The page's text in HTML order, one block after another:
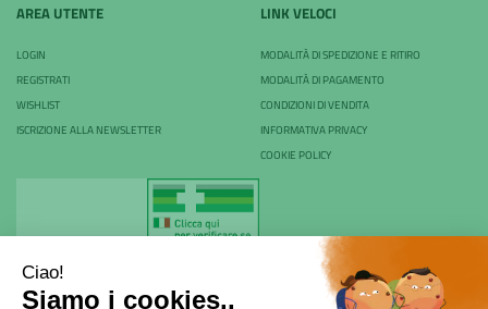
AREA UTENTE
LOGIN
REGISTRATI
WISHLIST
ISCRIZIONE ALLA NEWSLETTER
LINK VELOCI
MODALITÀ DI SPEDIZIONE E RITIRO
MODALITÀ DI PAGAMENTO
CONDIZIONI DI VENDITA
INFORMATIVA PRIVACY
COOKIE POLICY